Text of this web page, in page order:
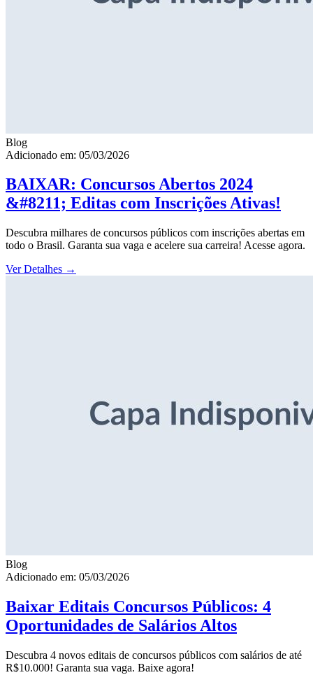
Blog
Adicionado em: 05/03/2026
BAIXAR: Concursos Abertos 2024
&#8211; Editas com Inscrições Ativas!
Descubra milhares de concursos públicos com inscrições abertas em
todo o Brasil. Garanta sua vaga e acelere sua carreira! Acesse agora.
Ver Detalhes →
Blog
Adicionado em: 05/03/2026
Baixar Editais Concursos Públicos: 4
Oportunidades de Salários Altos
Descubra 4 novos editais de concursos públicos com salários de até
R$10.000! Garanta sua vaga. Baixe agora!